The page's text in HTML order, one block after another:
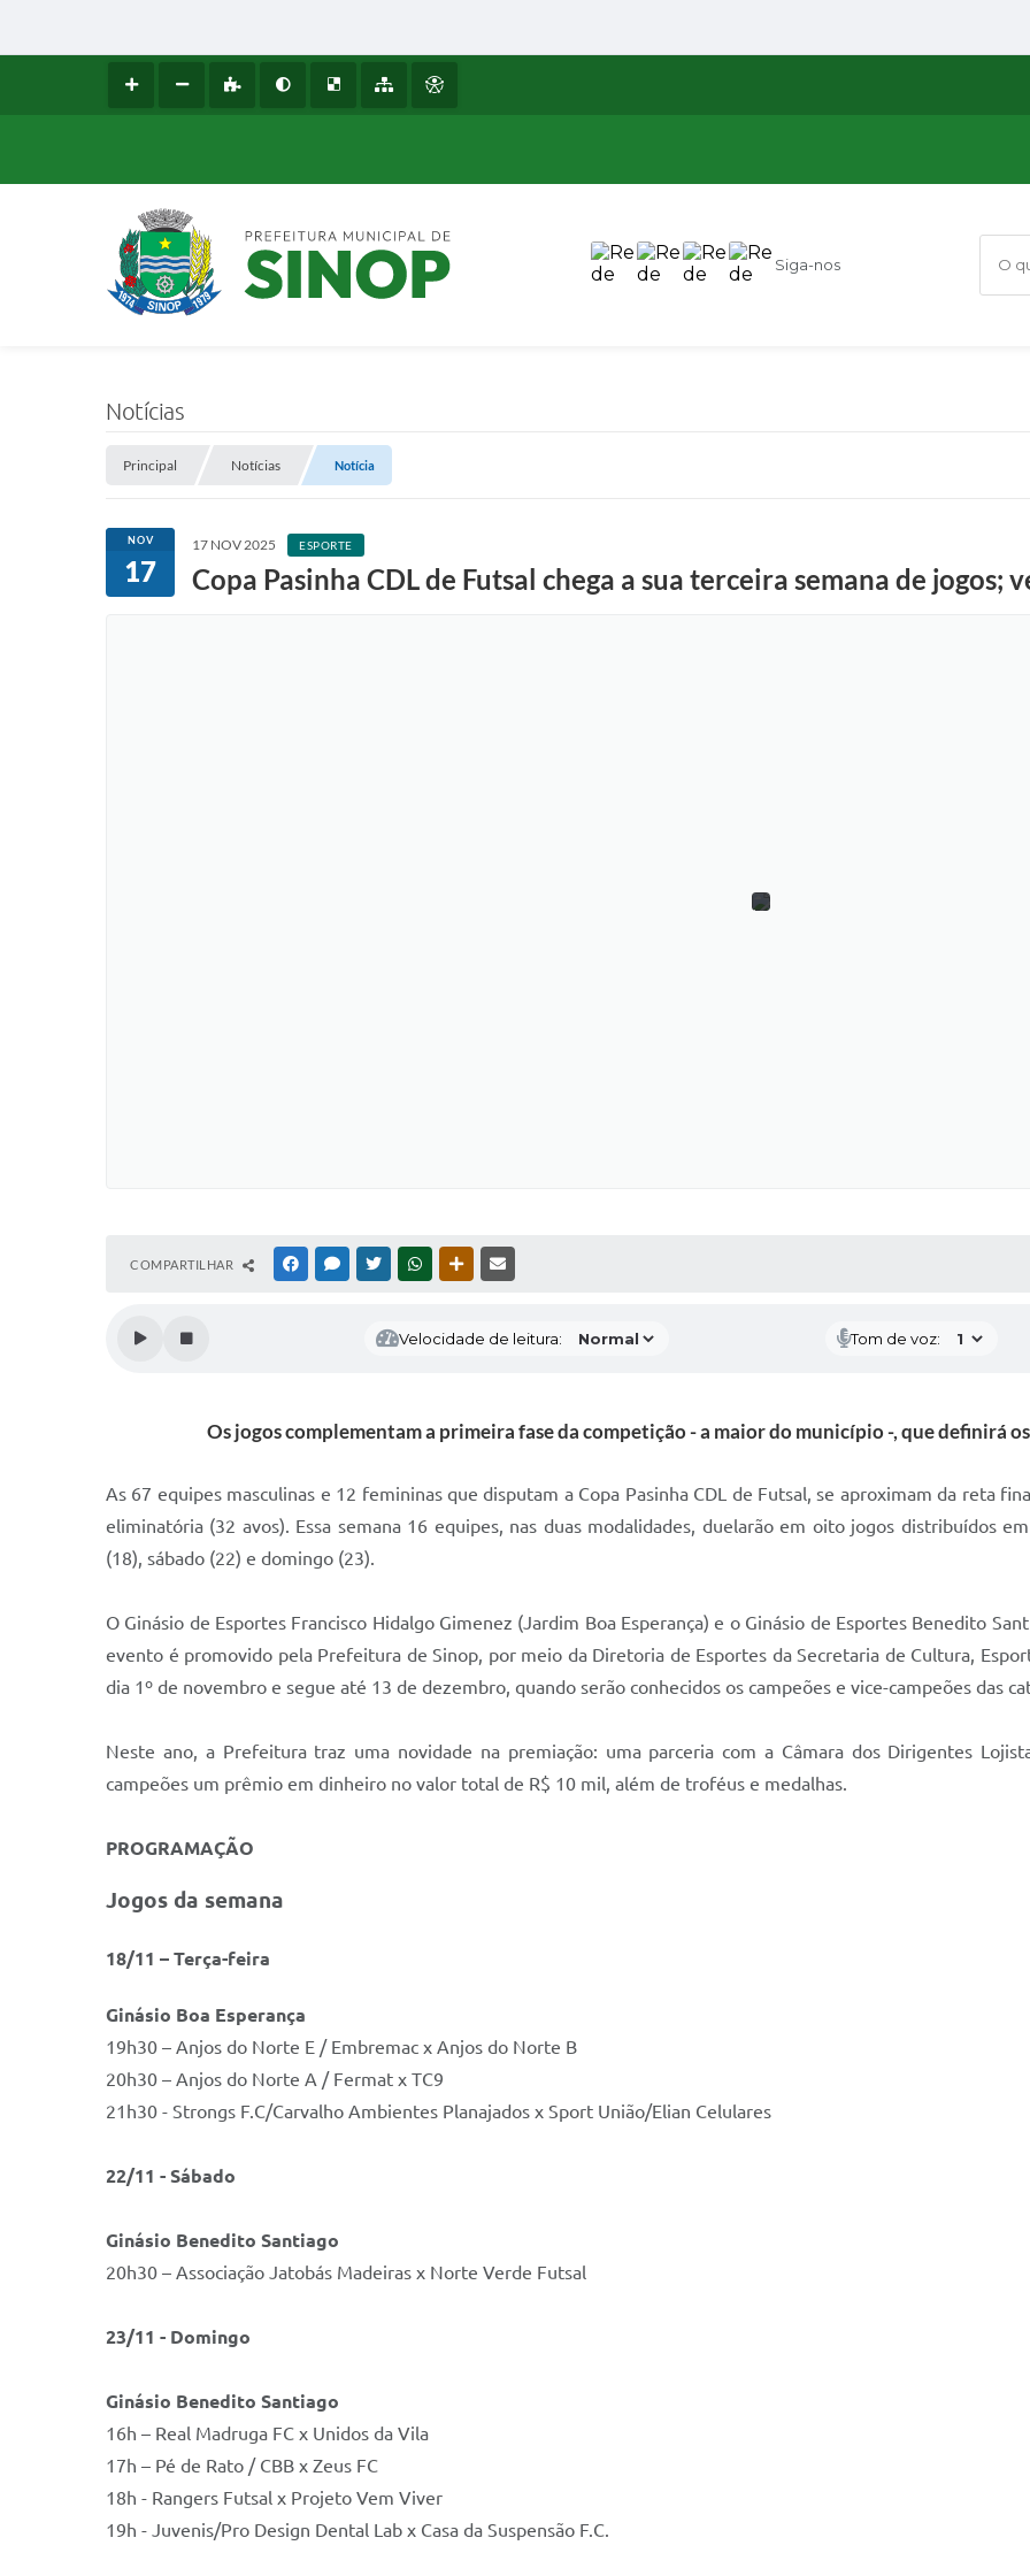
Siga-nos O
Notícias
Principal Notícias Notícia
NOV
17
17 NOV 2025 ESPORTE
Copa Pasinha CDL de Futsal chega a sua terceira semana de jogos;
COMPARTILHAR FACEBOOKMESSENGER
TWITTERWHATSAPPOUTRAS MÍDIAS
Velocidade de leitura: Tom de voz:
Os jogos complementam a primeira fase da competição - a maior do município -, que definirá
As 67 equipes masculinas e 12 femininas que disputam a Copa Pasinha CDL de Futsal, se aproximam da reta
eliminatória (32 avos). Essa semana 16 equipes, nas duas modalidades, duelarão em oito jogos distribuídos
(18), sábado (22) e domingo (23).
O Ginásio de Esportes Francisco Hidalgo Gimenez (Jardim Boa Esperança) e o Ginásio de Esportes Benedito
evento é promovido pela Prefeitura de Sinop, por meio da Diretoria de Esportes da Secretaria de Cultura,
dia 1º de novembro e segue até 13 de dezembro, quando serão conhecidos os campeões e vice-campeões das
Neste ano, a Prefeitura traz uma novidade na premiação: uma parceria com a Câmara dos Dirigentes
campeões um prêmio em dinheiro no valor total de R$ 10 mil, além de troféus e medalhas.
PROGRAMAÇÃO
Jogos da semana
18/11 – Terça-feira
Ginásio Boa Esperança
19h30 – Anjos do Norte E / Embremac x Anjos do Norte B
20h30 – Anjos do Norte A / Fermat x TC9
21h30 - Strongs F.C/Carvalho Ambientes Planajados x Sport União/Elian Celulares
22/11 - Sábado
Ginásio Benedito Santiago
20h30 – Associação Jatobás Madeiras x Norte Verde Futsal
23/11 - Domingo
Ginásio Benedito Santiago
16h – Real Madruga FC x Unidos da Vila
17h – Pé de Rato / CBB x Zeus FC
18h - Rangers Futsal x Projeto Vem Viver
19h - Juvenis/Pro Design Dental Lab x Casa da Suspensão F.C.